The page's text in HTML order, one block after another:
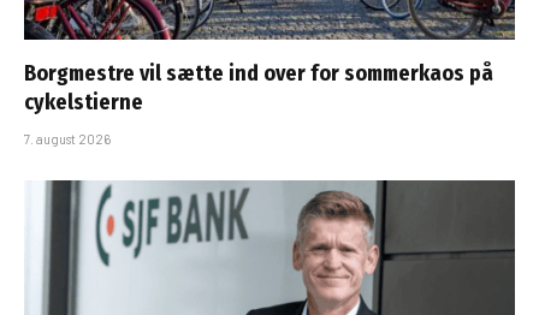
Borgmestre vil sætte ind over for sommerkaos på
cykelstierne
7. august 2026